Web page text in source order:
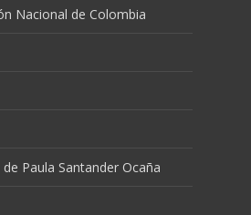
Nacional de Colombia
Paula Santander Ocaña